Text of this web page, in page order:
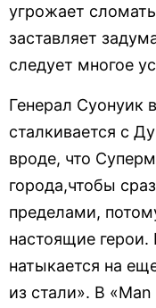
угрожает
заставляет
следует многое
Генерал Суонуик
сталкивается с
вроде, что
города,чтобы
пределами,
настоящие
натыкается на
из стали». В